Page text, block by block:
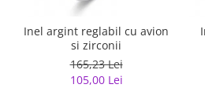
Inel argint reglabil cu avion
si zirconii
165,23 Lei
105,00 Lei